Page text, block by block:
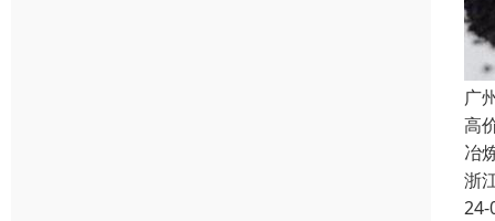
广
高
冶
浙
24-